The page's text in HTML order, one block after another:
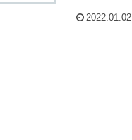
2022.01.02